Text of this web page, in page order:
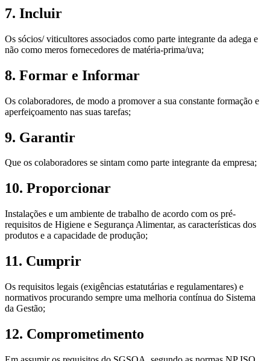
7. Incluir
Os sócios/ viticultores associados como parte integrante da adega e
não como meros fornecedores de matéria-prima/uva;
8. Formar e Informar
Os colaboradores, de modo a promover a sua constante formação e
aperfeiçoamento nas suas tarefas;
9. Garantir
Que os colaboradores se sintam como parte integrante da empresa;
10. Proporcionar
Instalações e um ambiente de trabalho de acordo com os pré-
requisitos de Higiene e Segurança Alimentar, as características dos
produtos e a capacidade de produção;
11. Cumprir
Os requisitos legais (exigências estatutárias e regulamentares) e
normativos procurando sempre uma melhoria contínua do Sistema
da Gestão;
12. Comprometimento